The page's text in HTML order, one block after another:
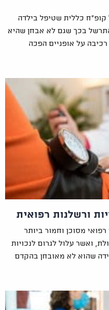
כללית שטיפל בילדה
בכך שגם לא אבחן שהיא
על אופניים הפכה
ורשלנות רפואית
רפואי מסוכן וחמור ביותר
ואשר עלול לגרום לנכויות
שהוא לא מאובחן בהקדם